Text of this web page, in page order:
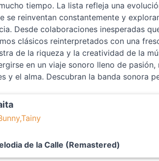
tiempo. La lista refleja una
se reinventan constantemente y
Desde colaboraciones inesperadas
clásicos reinterpretados con una
de la riqueza y la creatividad de la
en un viaje sonoro lleno de
y el alma. Descubran la banda sonora
de la Calle (Remastered)